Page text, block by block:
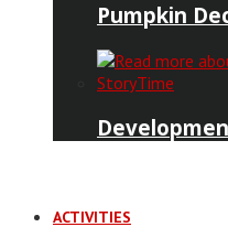
Pumpkin
ACTIVITIES